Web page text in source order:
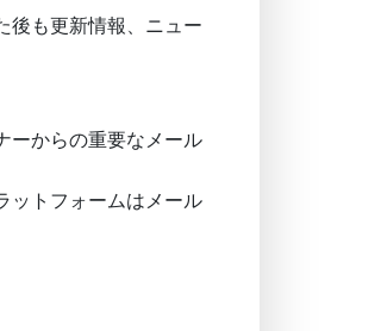
後も更新情報、ニュー
ーからの重要なメール
ットフォームはメール